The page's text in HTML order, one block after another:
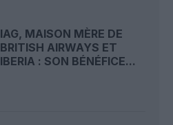
IAG, MAISON MÈRE DE
BRITISH AIRWAYS ET
IBERIA : SON BÉNÉFICE...